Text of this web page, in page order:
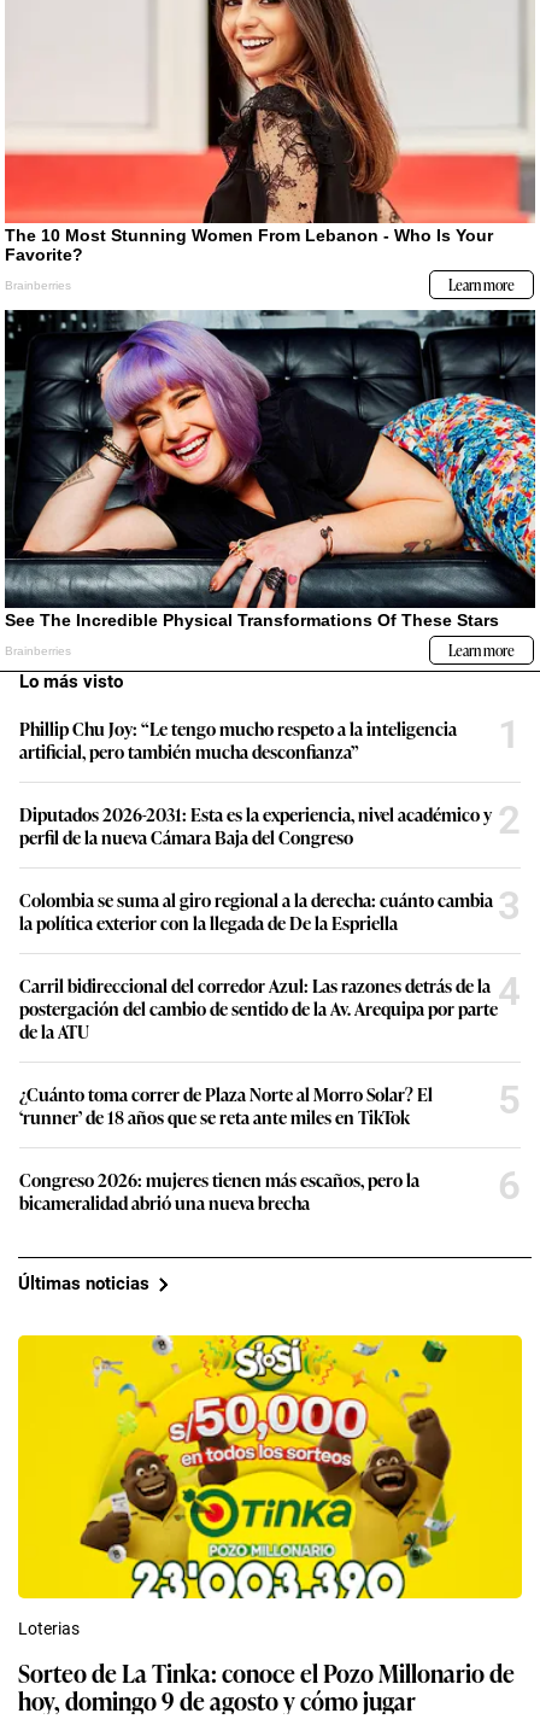
Lo más visto
Phillip Chu Joy: “Le tengo mucho respeto a la inteligencia
artificial, pero también mucha desconfianza”
1
Diputados 2026-2031: Esta es la experiencia, nivel académico y
perfil de la nueva Cámara Baja del Congreso
2
Colombia se suma al giro regional a la derecha: cuánto cambia
la política exterior con la llegada de De la Espriella
3
Carril bidireccional del corredor Azul: Las razones detrás de la
postergación del cambio de sentido de la Av. Arequipa por parte
de la ATU
4
¿Cuánto toma correr de Plaza Norte al Morro Solar? El
‘runner’ de 18 años que se reta ante miles en TikTok
5
Congreso 2026: mujeres tienen más escaños, pero la
bicameralidad abrió una nueva brecha
6
Últimas noticias
Loterias
Sorteo de La Tinka: conoce el Pozo Millonario de
hoy, domingo 9 de agosto y cómo jugar